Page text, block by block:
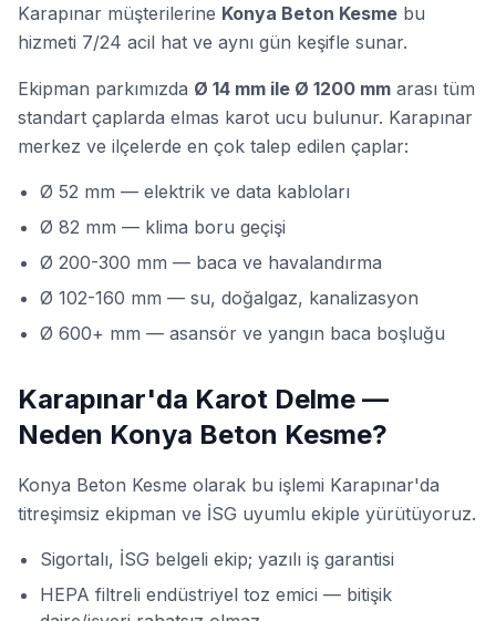
Karapınar müşterilerine Konya Beton Kesme bu
hizmeti 7/24 acil hat ve aynı gün keşifle sunar.
Ekipman parkımızda Ø 14 mm ile Ø 1200 mm arası tüm
standart çaplarda elmas karot ucu bulunur. Karapınar
merkez ve ilçelerde en çok talep edilen çaplar:
Ø 52 mm — elektrik ve data kabloları
Ø 82 mm — klima boru geçişi
Ø 200-300 mm — baca ve havalandırma
Ø 102-160 mm — su, doğalgaz, kanalizasyon
Ø 600+ mm — asansör ve yangın baca boşluğu
Karapınar'da Karot Delme —
Neden Konya Beton Kesme?
Konya Beton Kesme olarak bu işlemi Karapınar'da
titreşimsiz ekipman ve İSG uyumlu ekiple yürütüyoruz.
Sigortalı, İSG belgeli ekip; yazılı iş garantisi
HEPA filtreli endüstriyel toz emici — bitişik